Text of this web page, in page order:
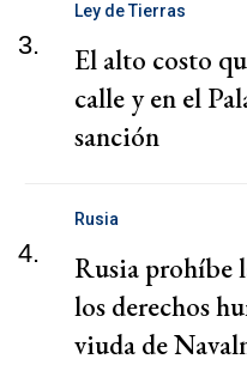
3.
Ley de Tierras
El alto costo
calle y en el
sanción
4.
Rusia
Rusia prohíbe
los derechos
viuda de